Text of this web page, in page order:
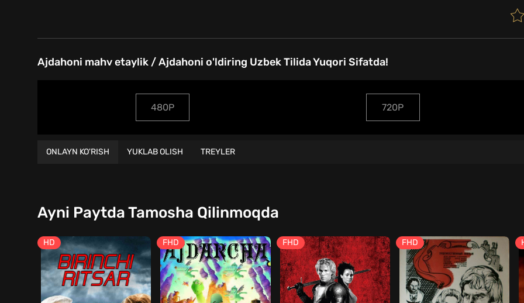
Ajdahoni mahv etaylik / Ajdahoni o'ldiring Uzbek Tilida Yuqori Sifatda!
480P 720P
ONLAYN KO'RISH YUKLAB OLISH TREYLER
Ayni Paytda Tamosha Qilinmoqda
HD FHD FHD FHD